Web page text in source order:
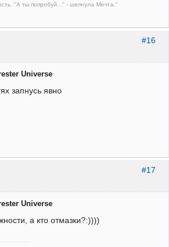
"А ты попробуй..." - шепнула Мечта."
#16
Universe
запнусь явно
#17
Universe
а кто отмазки?:))))